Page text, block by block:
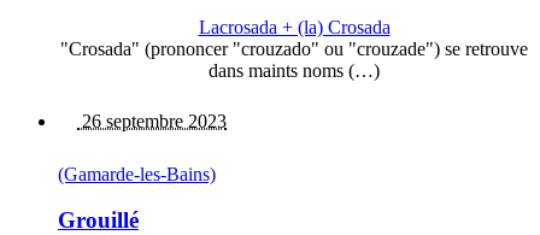
Lacrosada + (la) Crosada
"Crosada" (prononcer "crouzado" ou "crouzade") se retrouve
dans maints noms (…)
26 septembre 2023
(Gamarde-les-Bains)
Grouillé